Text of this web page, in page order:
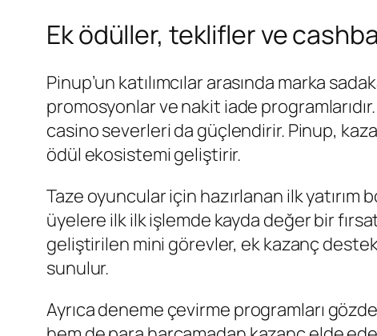
Ek ödüller, teklifler ve
Pinup’un katılımcılar arasında marka
promosyonlar ve nakit iade
casino severleri da güçlendirir. Pinup,
ödül ekosistemi geliştirir.
Taze oyuncular için hazırlanan ilk yatırım
üyelere ilk ilk işlemde kayda değer bir
geliştirilen mini görevler, ek kazanç
sunulur.
Ayrıca deneme çevirme programları